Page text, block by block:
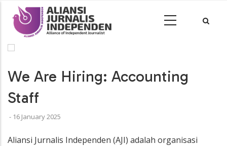
We Are Hiring: Accounting
Staff
- 16 January 2025
Aliansi Jurnalis Independen (AJI) adalah organisasi